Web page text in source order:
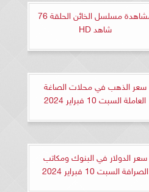
مشاهدة مسلسل الخائن الحلقة 76
شاهد HD
سعر الذهب في محلات الصاغة
العاملة السبت 10 فبراير 2024
سعر الدولار في البنوك ومكاتب
الصرافة السبت 10 فبراير 2024